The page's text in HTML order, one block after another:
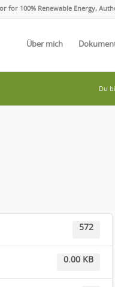
for 100% Renewable Energy,
Über mich
Du
572
0.00 KB